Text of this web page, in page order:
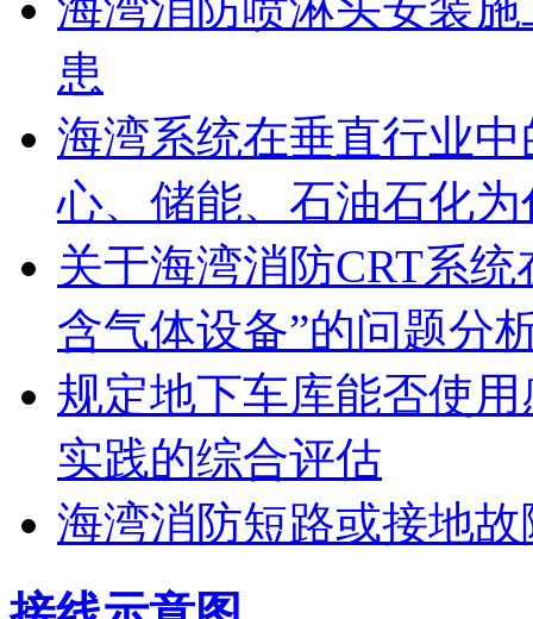
患
海湾系统在垂直行业
心、储能、石油石化
关于海湾消防CRT系
含气体设备”的问题分
规定地下车库能否使
实践的综合评估
海湾消防短路或接地